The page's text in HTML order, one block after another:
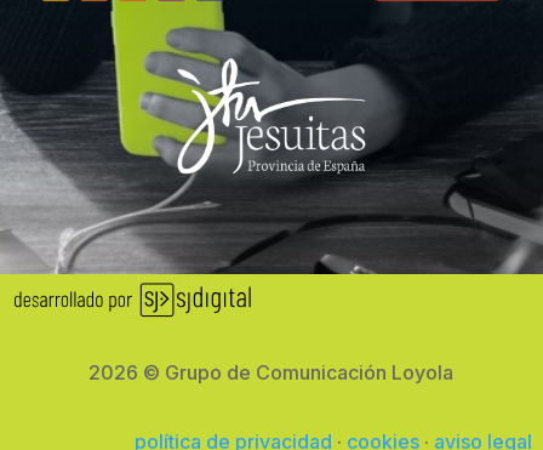
2026 © Grupo de Comunicación Loyola
política de privacidad · cookies · aviso legal